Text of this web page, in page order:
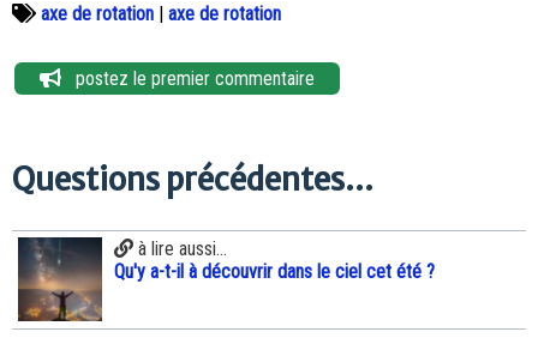
axe de rotation | axe de rotation
postez le premier commentaire
Questions précédentes...
à lire aussi...
Qu'y a-t-il à découvrir dans le ciel cet été ?